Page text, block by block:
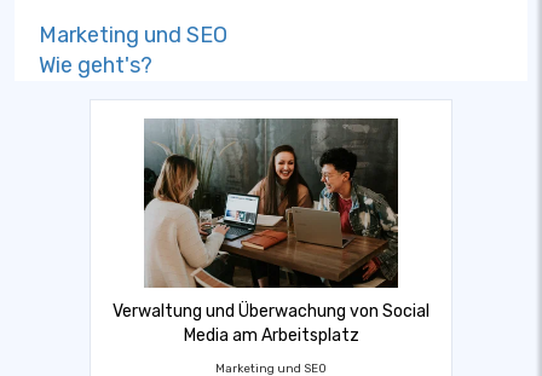
Marketing und SEO
Wie geht's?
Verwaltung und Überwachung von Social
Media am Arbeitsplatz
Marketing und SEO